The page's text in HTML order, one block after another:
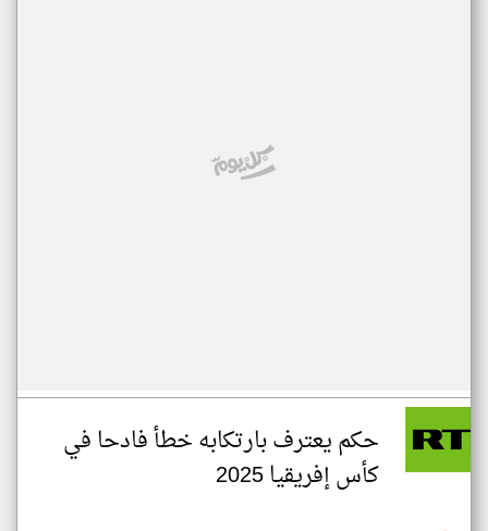
حكم يعترف بارتكابه خطأ فادحا في
كأس إفريقيا 2025